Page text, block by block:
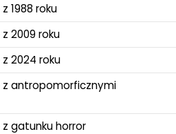
1988 roku
2009 roku
2024 roku
z antropomorficznymi
gatunku horror